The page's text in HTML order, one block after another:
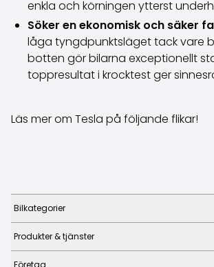
enkla och körningen ytterst
Söker en ekonomisk och säker
låga tyngdpunktsläget tack vare
botten gör bilarna exceptionellt
toppresultat i krocktest ger
Läs mer om Tesla på följande flikar!
Bilkategorier
Produkter & tjänster
Företag